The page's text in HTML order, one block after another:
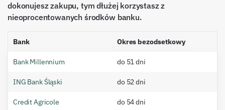
dokonujesz zakupu, tym dłużej korzystasz z
nieoprocentowanych środków banku.
Bank Okres bezodsetkowy
Bank Millennium do 51 dni
ING Bank Śląski do 52 dni
Credit Agricole do 54 dni